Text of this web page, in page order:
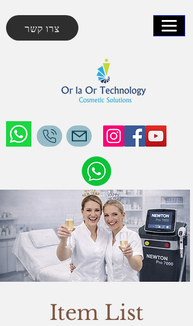
צרו קשר
Item List